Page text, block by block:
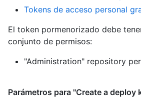
Tokens de acceso personal
El token pormenorizado debe
conjunto de permisos:
"Administration" repository
Parámetros para "Create a deploy